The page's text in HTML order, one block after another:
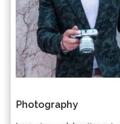
Photography